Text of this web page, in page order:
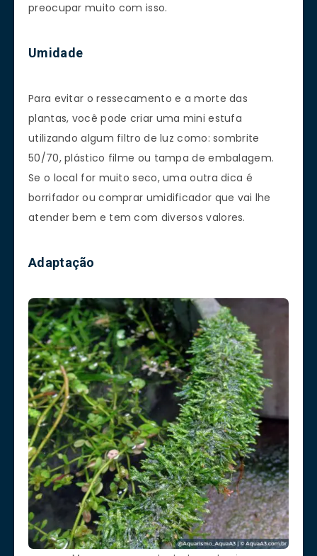
preocupar muito com isso.
Umidade
Para evitar o ressecamento e a morte das
plantas, você pode criar uma mini estufa
utilizando algum filtro de luz como: sombrite
50/70, plástico filme ou tampa de embalagem.
Se o local for muito seco, uma outra dica é
borrifador ou comprar umidificador que vai lhe
atender bem e tem com diversos valores.
Adaptação